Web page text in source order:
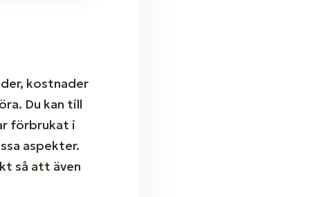
kostnader
Du kan till
förbrukat i
aspekter.
så att även